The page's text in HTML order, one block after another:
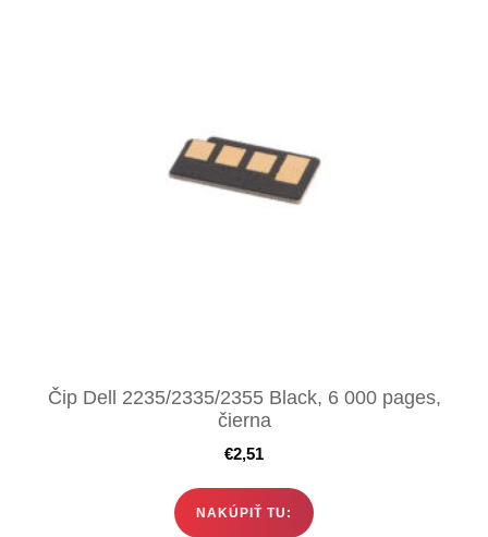
Čip Dell 2235/2335/2355 Black, 6 000 pages,
čierna
€2,51
NAKÚPIŤ TU: